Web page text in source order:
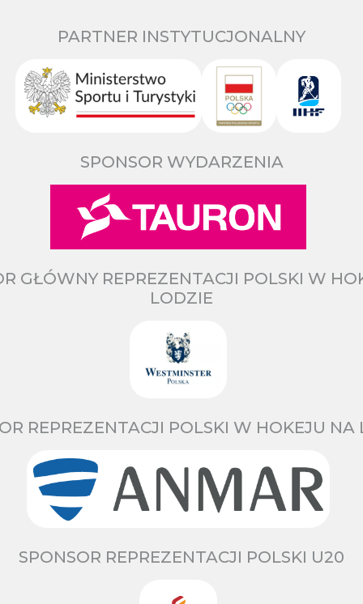
PARTNER INSTYTUCJONALNY
SPONSOR WYDARZENIA
GŁÓWNY REPREZENTACJI POLSKI W
LODZIE
REPREZENTACJI POLSKI W HOKEJU NA
SPONSOR REPREZENTACJI POLSKI U20